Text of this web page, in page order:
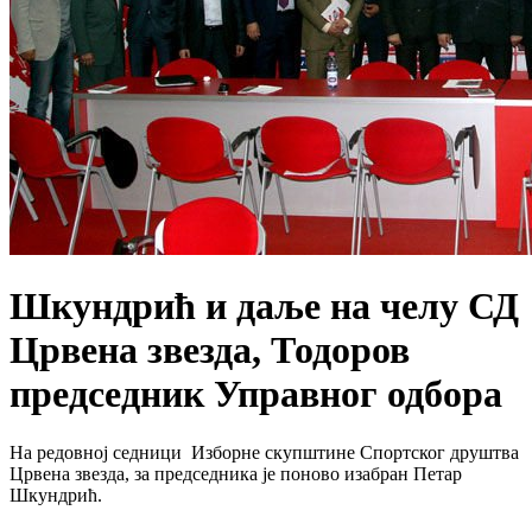
​Шкундрић и даље на челу СД
Црвена звезда, Тодоров
председник Управног одбора
На редовној седници Изборне скупштине Спортског друштва
Црвена звезда, за председника је поново изабран Петар
Шкундрић.